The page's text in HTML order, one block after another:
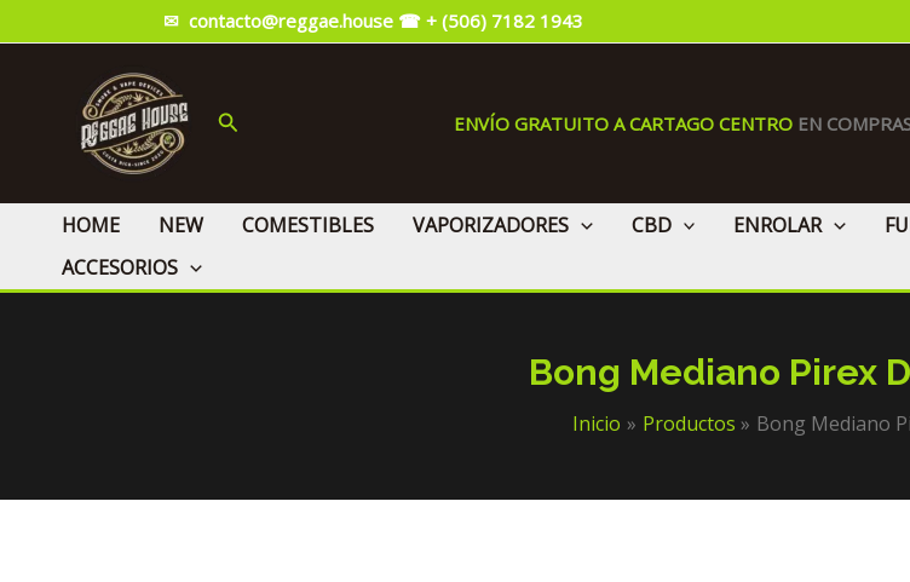
al
✉ contacto@reggae.house ☎ + (506) 7182 1943
Buscar ENVÍO GRATUITO A CARTAGO CENTRO EN
HOME NEW COMESTIBLES VAPORIZADORES CBD ENROLAR
ACCESORIOS
Bong Mediano Pirex
Inicio Productos Bong Mediano